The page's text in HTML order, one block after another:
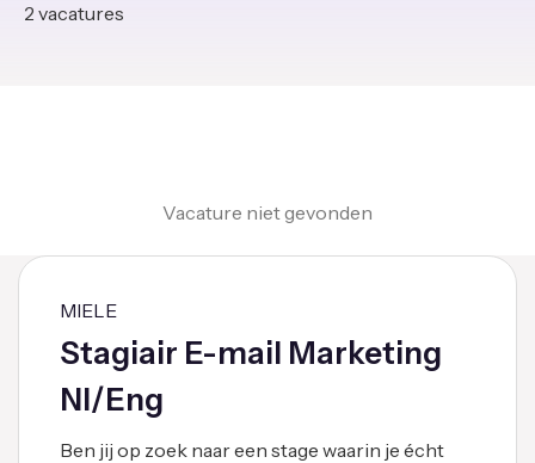
2 vacatures
Vacature niet gevonden
MIELE
Stagiair E-mail Marketing
Nl/Eng
Ben jij op zoek naar een stage waarin je écht